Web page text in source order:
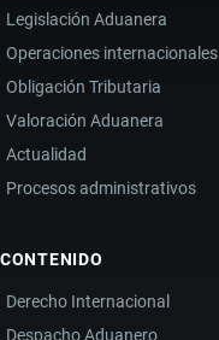
Legislación Aduanera
Operaciones internacionales
Obligación Tributaria
Valoración Aduanera
Actualidad
Procesos administrativos
CONTENIDO
Derecho Internacional
Despacho Aduanero